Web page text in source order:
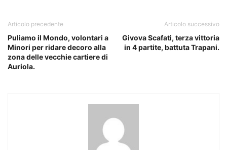
Articolo precedente
Puliamo il Mondo, volontari a
Minori per ridare decoro alla
zona delle vecchie cartiere di
Auriola.
Articolo successivo
Givova Scafati, terza vittoria
in 4 partite, battuta Trapani.